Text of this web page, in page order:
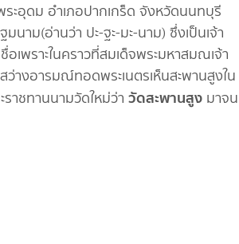
ะอุดม อำเภอปากเกร็ด จังหวัดนนทบุรี
นาม(อ่านว่า ปะ-ฐะ-มะ-นาม) ซึ่งเป็นเจ้า
เพราะในคราวที่สมเด็จพระมหาสมณเจ้า
างอารมณ์ทอดพระเนตรเห็นสะพานสูงใน
าชทานนามวัดใหม่ว่า วัดสะพานสูง มาจน